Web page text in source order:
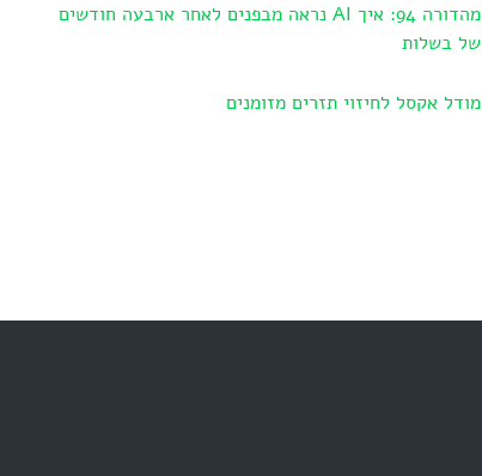
מהדורה 94: איך AI נראה מבפנים לאחר ארבעה חודשים
של בשלות
מודל אקסל לחיזוי תזרים מזומנים